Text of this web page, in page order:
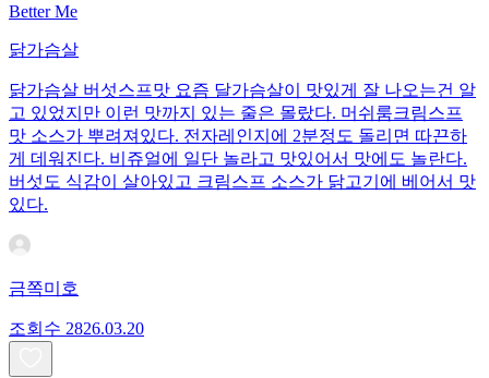
Better Me
닭가슴살
닭가슴살 버섯스프맛 요즘 달가슴살이 맛있게 잘 나오는건 알
고 있었지만 이런 맛까지 있는 줄은 몰랐다. 머쉬룸크림스프
맛 소스가 뿌려져있다. 전자레인지에 2분정도 돌리면 따끈하
게 데워진다. 비쥬얼에 일단 놀라고 맛있어서 맛에도 놀란다.
버섯도 식감이 살아있고 크림스프 소스가 닭고기에 베어서 맛
있다.
금쪽미호
조회수 2826.03.20